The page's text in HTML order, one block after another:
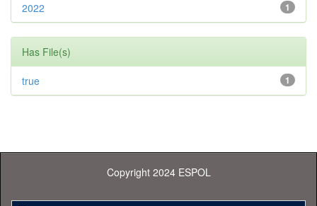
1
2022
Has File(s)
1
true
Copyright 2024 ESPOL